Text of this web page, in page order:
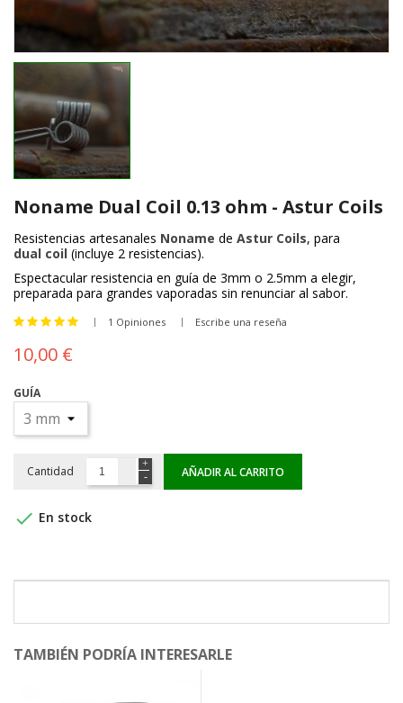
Noname Dual Coil 0.13 ohm - Astur Coils
Resistencias artesanales Noname de Astur Coils, para
dual coil (incluye 2 resistencias).
Espectacular resistencia en guía de 3mm o 2.5mm a elegir,
preparada para grandes vaporadas sin renunciar al sabor.
1 Opiniones Escribe una reseña
10,00 €
GUÍA
Cantidad AÑADIR AL CARRITO
 En stock
TAMBIÉN PODRÍA INTERESARLE